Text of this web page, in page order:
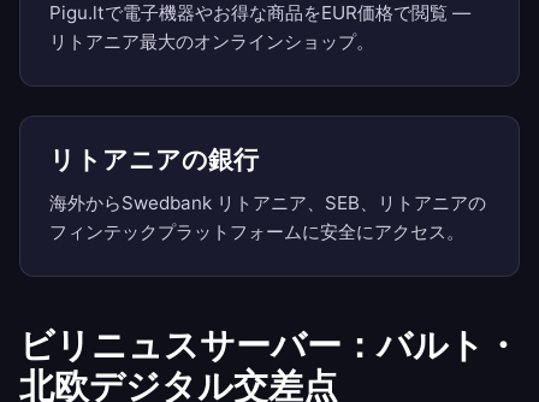
Pigu.ltで電子機器やお得な商品をEUR価格で閲覧 —
リトアニア最大のオンラインショップ。
リトアニアの銀行
海外からSwedbank リトアニア、SEB、リトアニアの
フィンテックプラットフォームに安全にアクセス。
ビリニュスサーバー：バルト・
北欧デジタル交差点